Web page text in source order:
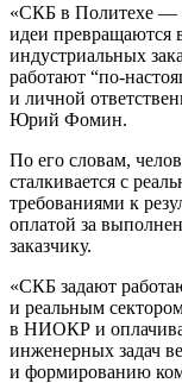
СКБ в Политехе —
идеи превращаются
индустриальных
работают
и личной
Юрий Фомин.
По его словам,
сталкивается с
требованиями к
оплатой за
заказчику.
СКБ задают
и реальным
в НИОКР и
инженерных задач
и формированию